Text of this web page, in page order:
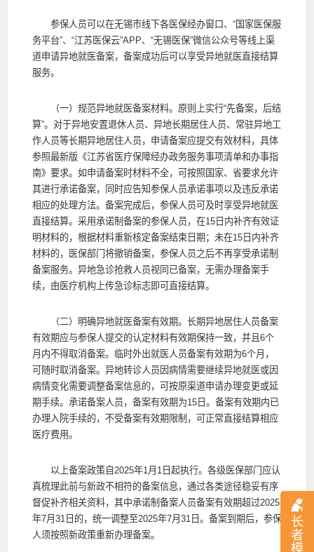
长
者
模
参保人员可以在无锡市线下各医保经办窗口、“国家医保服
务平台”、“江苏医保云”APP、“无锡医保”微信公众号等线上渠
道申请异地就医备案，备案成功后可以享受异地就医直接结算
服务。
（一）规范异地就医备案材料。原则上实行“先备案，后结
算”。对于异地安置退休人员、异地长期居住人员、常驻异地工
作人员等长期异地居住人员，申请备案应提交有效材料，具体
参照最新版《江苏省医疗保障经办政务服务事项清单和办事指
南》要求。如申请备案时材料不全，可按照国家、省要求允许
其进行承诺备案，同时应告知参保人员承诺事项以及违反承诺
相应的处理方法。备案完成后，参保人员可及时享受异地就医
直接结算。采用承诺制备案的参保人员，在15日内补齐有效证
明材料的，根据材料重新核定备案结束日期；未在15日内补齐
材料的，医保部门将撤销备案，参保人员之后不再享受承诺制
备案服务。异地急诊抢救人员视同已备案，无需办理备案手
续，由医疗机构上传急诊标志即可直接结算。
（二）明确异地就医备案有效期。长期异地居住人员备案
有效期应与参保人提交的认定材料有效期保持一致，并且6个
月内不得取消备案。临时外出就医人员备案有效期为6个月，
可随时取消备案。异地转诊人员因病情需要继续异地就医或因
病情变化需要调整备案信息的，可按原渠道申请办理变更或延
期手续。承诺备案人员，备案有效期为15日。备案有效期内已
办理入院手续的，不受备案有效期限制，可正常直接结算相应
医疗费用。
以上备案政策自2025年1月1日起执行。各级医保部门应认
真梳理此前与新政不相符的备案信息，通过各类途径稳妥有序
督促补齐相关资料，其中承诺制备案人员备案有效期超过2025
年7月31日的，统一调整至2025年7月31日。备案到期后，参保
人须按照新政策重新办理备案。